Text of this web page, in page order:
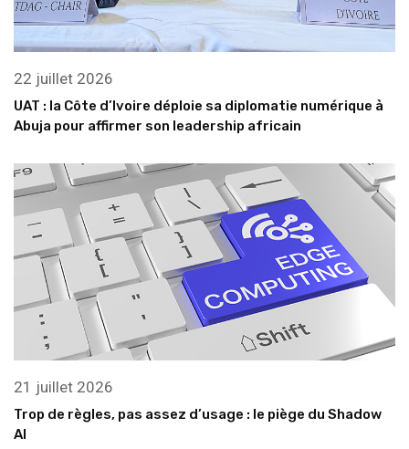
22 juillet 2026
UAT : la Côte d’Ivoire déploie sa diplomatie numérique à
Abuja pour affirmer son leadership africain
21 juillet 2026
Trop de règles, pas assez d’usage : le piège du Shadow
AI